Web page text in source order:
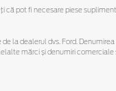
pot fi necesare piese
la dealerul dvs. Ford.
mărci și denumiri comerciale